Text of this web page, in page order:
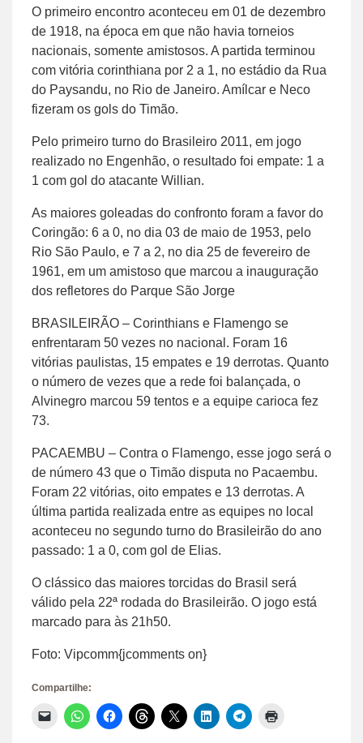
O primeiro encontro aconteceu em 01 de dezembro
de 1918, na época em que não havia torneios
nacionais, somente amistosos. A partida terminou
com vitória corinthiana por 2 a 1, no estádio da Rua
do Paysandu, no Rio de Janeiro. Amílcar e Neco
fizeram os gols do Timão.
Pelo primeiro turno do Brasileiro 2011, em jogo
realizado no Engenhão, o resultado foi empate: 1 a
1 com gol do atacante Willian.
As maiores goleadas do confronto foram a favor do
Coringão: 6 a 0, no dia 03 de maio de 1953, pelo
Rio São Paulo, e 7 a 2, no dia 25 de fevereiro de
1961, em um amistoso que marcou a inauguração
dos refletores do Parque São Jorge
BRASILEIRÃO – Corinthians e Flamengo se
enfrentaram 50 vezes no nacional. Foram 16
vitórias paulistas, 15 empates e 19 derrotas. Quanto
o número de vezes que a rede foi balançada, o
Alvinegro marcou 59 tentos e a equipe carioca fez
73.
PACAEMBU – Contra o Flamengo, esse jogo será o
de número 43 que o Timão disputa no Pacaembu.
Foram 22 vitórias, oito empates e 13 derrotas. A
última partida realizada entre as equipes no local
aconteceu no segundo turno do Brasileirão do ano
passado: 1 a 0, com gol de Elias.
O clássico das maiores torcidas do Brasil será
válido pela 22ª rodada do Brasileirão. O jogo está
marcado para às 21h50.
Foto: Vipcomm{jcomments on}
Compartilhe:
Clique
para
Clique
para
Clique
para
Clique
para
Clique
para
Clique
para
Clique
para